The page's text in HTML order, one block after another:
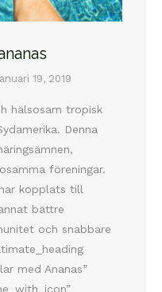
19, 2019
hälsosam tropisk
Denna
föreningar.
kopplats till
bättre
och snabbare
med Ananas”